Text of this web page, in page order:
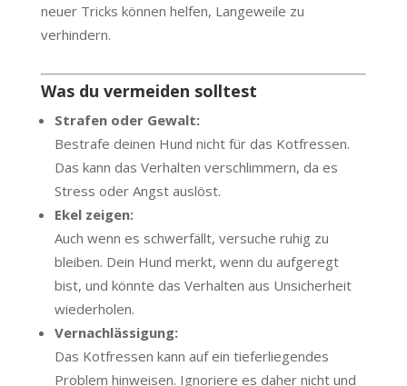
neuer Tricks können helfen, Langeweile zu
verhindern.
Was du vermeiden solltest
Strafen oder Gewalt:
Bestrafe deinen Hund nicht für das Kotfressen.
Das kann das Verhalten verschlimmern, da es
Stress oder Angst auslöst.
Ekel zeigen:
Auch wenn es schwerfällt, versuche ruhig zu
bleiben. Dein Hund merkt, wenn du aufgeregt
bist, und könnte das Verhalten aus Unsicherheit
wiederholen.
Vernachlässigung:
Das Kotfressen kann auf ein tieferliegendes
Problem hinweisen. Ignoriere es daher nicht und